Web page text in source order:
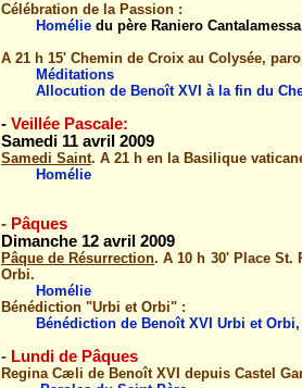
Célébration de la Passion :
Homélie du père Raniero
A 21 h 15' Chemin de Croix au Colysée,
Méditations
Allocution de Benoît XVI à la fin du
- Veillée Pascale:
Samedi 11 avril 2009
Samedi Saint. A 21 h en la Basilique
Homélie
- Pâques
Dimanche 12 avril 2009
Pâque de Résurrection. A 10 h 30' Place St.
Orbi.
Homélie
Bénédiction "Urbi et Orbi" :
Bénédiction de Benoît XVI Urbi et Orbi,
- Lundi de Pâques
Regina Cæli de Benoît XVI depuis Castel